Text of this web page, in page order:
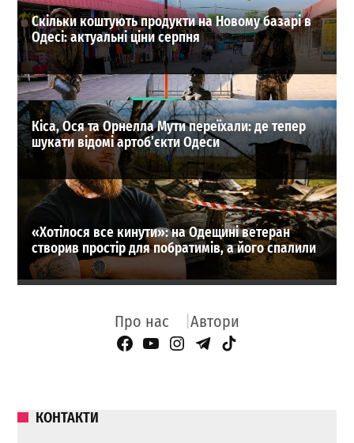
Скільки коштують продукти на Новому базарі в
Одесі: актуальні ціни серпня
Кіса, Ося та Орнелла Мути переїхали: де тепер
шукати відомі артоб’єкти Одеси
«Хотілося все кинути»: на Одещині ветеран
створив простір для побратимів, а його спалили
Про нас Автори
Facebook Page
YouTube
Instagram
Telegram
TikTok
КОНТАКТИ